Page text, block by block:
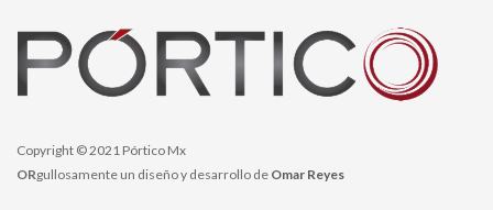
Copyright © 2021 Pórtico Mx
ORgullosamente un diseño y desarrollo de Omar Reyes